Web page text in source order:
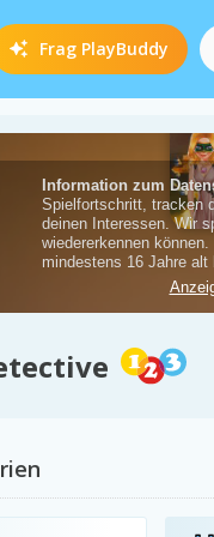
Frag PlayBuddy